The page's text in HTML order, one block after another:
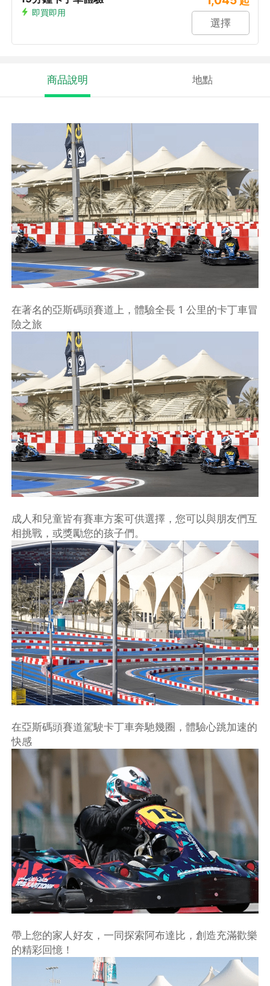
即買即用
選擇
商品說明 地點
在著名的亞斯碼頭賽道上，體驗全長 1 公里的卡丁車冒
險之旅
成人和兒童皆有賽車方案可供選擇，您可以與朋友們互
相挑戰，或獎勵您的孩子們。
在亞斯碼頭賽道駕駛卡丁車奔馳幾圈，體驗心跳加速的
快感
帶上您的家人好友，一同探索阿布達比，創造充滿歡樂
的精彩回憶！